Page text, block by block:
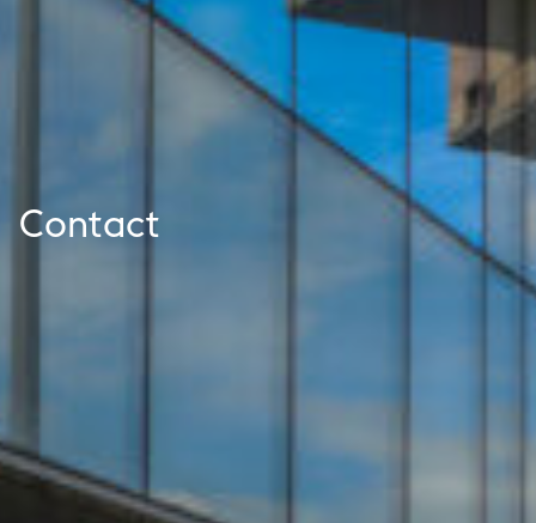
Contact